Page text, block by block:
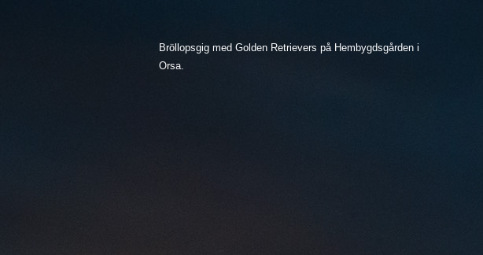
Bröllopsgig med Golden Retrievers på Hembygdsgården i
Orsa.